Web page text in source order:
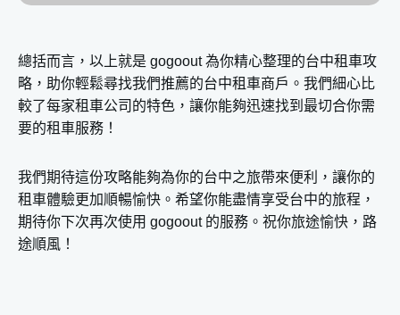
總括而言，以上就是 gogoout 為你精心整理的台中租車攻
略，助你輕鬆尋找我們推薦的台中租車商戶。我們細心比
較了每家租車公司的特色，讓你能夠迅速找到最切合你需
要的租車服務！
我們期待這份攻略能夠為你的台中之旅帶來便利，讓你的
租車體驗更加順暢愉快。希望你能盡情享受台中的旅程，
期待你下次再次使用 gogoout 的服務。祝你旅途愉快，路
途順風！